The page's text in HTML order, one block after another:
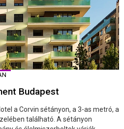
Budapest
a Corvin sétányon, a 3-as metró, a
található. A sétányon